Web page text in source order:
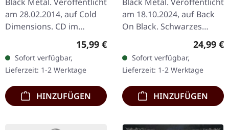
am 28.02.2014, auf Cold
Dimensions. CD im
"Snuff//Hiroshima" ist
eine eindringliche
Erkundung der
emotionalen…
Regulärer Preis:
15,99 €
Sofort verfügbar,
Lieferzeit: 1-2 Werktage
HINZUFÜGEN
am 18.10.2024, auf Back
On Black. Schwarzes
Vinyl. "Beast Of Prey:
Brutal Assault" fängt die
rohe Kraft und brutale…
24,99 €
Sofort verfügbar,
Lieferzeit: 1-2 Werktage
HINZUFÜGEN